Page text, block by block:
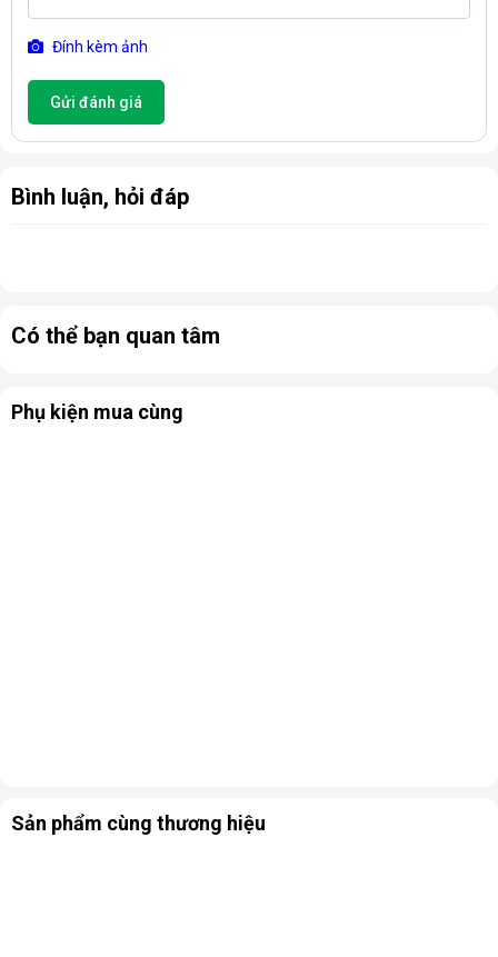
Đính kèm ảnh
Gửi đánh giá
Bình luận, hỏi đáp
Có thể bạn quan tâm
Phụ kiện mua cùng
Sản phẩm cùng thương hiệu